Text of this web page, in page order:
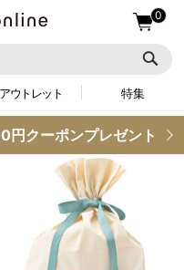
0
アウトレット 特集
円クーポンプレゼント